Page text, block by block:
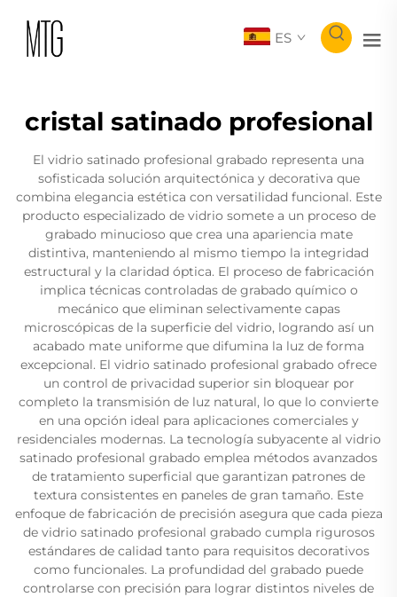
ES
cristal satinado profesional
El vidrio satinado profesional grabado representa una
sofisticada solución arquitectónica y decorativa que
combina elegancia estética con versatilidad funcional. Este
producto especializado de vidrio somete a un proceso de
grabado minucioso que crea una apariencia mate
distintiva, manteniendo al mismo tiempo la integridad
estructural y la claridad óptica. El proceso de fabricación
implica técnicas controladas de grabado químico o
mecánico que eliminan selectivamente capas
microscópicas de la superficie del vidrio, logrando así un
acabado mate uniforme que difumina la luz de forma
excepcional. El vidrio satinado profesional grabado ofrece
un control de privacidad superior sin bloquear por
completo la transmisión de luz natural, lo que lo convierte
en una opción ideal para aplicaciones comerciales y
residenciales modernas. La tecnología subyacente al vidrio
satinado profesional grabado emplea métodos avanzados
de tratamiento superficial que garantizan patrones de
textura consistentes en paneles de gran tamaño. Este
enfoque de fabricación de precisión asegura que cada pieza
de vidrio satinado profesional grabado cumpla rigurosos
estándares de calidad tanto para requisitos decorativos
como funcionales. La profundidad del grabado puede
controlarse con precisión para lograr distintos niveles de